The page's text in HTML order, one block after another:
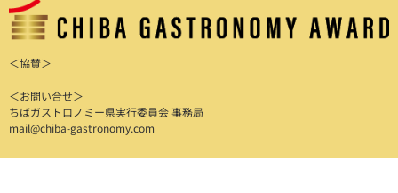
＜協賛＞
＜お問い合せ＞
ちばガストロノミー県実行委員会 事務局
mail@chiba-gastronomy.com